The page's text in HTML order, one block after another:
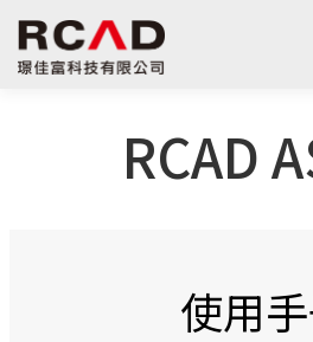
軟體產品 算
RCAD
使用